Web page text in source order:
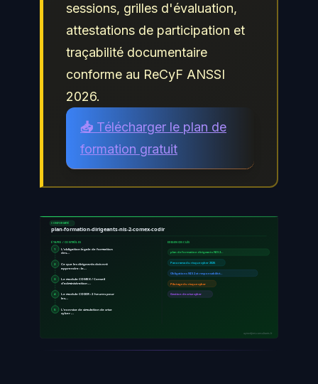
sessions, grilles d'évaluation,
attestations de participation et
traçabilité documentaire
conforme au ReCyF ANSSI
2026.
📥 Télécharger le plan de
formation gratuit
CONFORMITÉ
plan-formation-dirigeants-nis-2-comex-codir
ÉTAPES / CONTRÔLES
1
L'obligation légale de formation
des…
2
Ce que les dirigeants doivent
apprendre : le…
3
Le module COMEX / Conseil
d'administration …
4
Le module CODIR : 2 heures pour
les…
5
L'exercice de simulation de crise
cyber …
EXIGENCES CLÉS
plan de formation dirigeants NIS 2…
Panorama du risque cyber 2026
Obligations NIS 2 et responsabilité…
Pilotage du risque cyber
Gestion de crise cyber
ayinedjimi-consultants.fr